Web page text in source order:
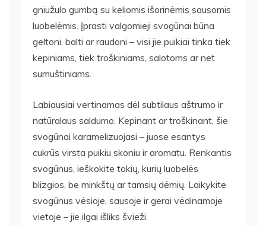
gniužulo gumbą su keliomis išorinėmis sausomis
luobelėmis. Įprasti valgomieji svogūnai būna
geltoni, balti ar raudoni – visi jie puikiai tinka tiek
kepiniams, tiek troškiniams, salotoms ar net
sumuštiniams.
Labiausiai vertinamas dėl subtilaus aštrumo ir
natūralaus saldumo. Kepinant ar troškinant, šie
svogūnai karamelizuojasi – juose esantys
cukrūs virsta puikiu skoniu ir aromatu. Renkantis
svogūnus, ieškokite tokių, kurių luobelės
blizgios, be minkštų ar tamsių dėmių. Laikykite
svogūnus vėsioje, sausoje ir gerai vėdinamoje
vietoje – jie ilgai išliks švieži.